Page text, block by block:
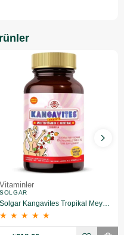
Vitaminler
SOLGAR
★ ★ ★ ★ ★